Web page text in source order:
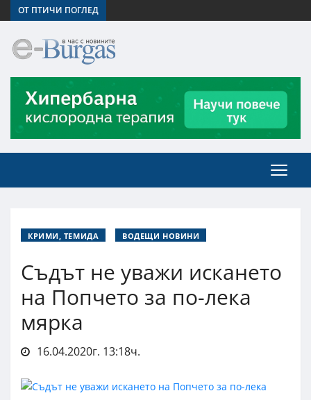
ОТ ПТИЧИ ПОГЛЕД
КРИМИ, ТЕМИДА ВОДЕЩИ НОВИНИ
Съдът не уважи искането
на Попчето за по-лека
мярка
16.04.2020г. 13:18ч.